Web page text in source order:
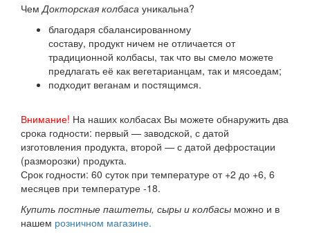
Чем Докторская колбаса уникальна?
благодаря сбалансированному
составу, продукт ничем не отличается от
традиционной колбасы, так что вы смело можете
предлагать её как вегетарианцам, так и мясоедам;
подходит веганам и постящимся.
Внимание! На наших колбасах Вы можете обнаружить два
срока годности: первый — заводской, с датой
изготовления продукта, второй — с датой дефростации
(разморозки) продукта.
Срок годности: 60 суток при температуре от +2 до +6, 6
месяцев при температуре -18.
Купить постные паштеты, сыры и колбасы можно и в
нашем розничном магазине.